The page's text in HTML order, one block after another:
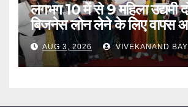
लगभग 10 में से 9 महिला उद्यमी
बिजनेस लोन लेने के लिए वापस
AUG 3, 2026 VIVEKANAND